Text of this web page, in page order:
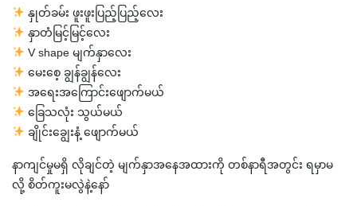
နှုတ်ခမ်း ဖူးဖူးပြည့်ပြည့်လေး
နှာတံမြင့်မြင့်လေး
V shape မျက်နှာလေး
မေးစေ့ ချွန်ချွန်လေး
အရေးအကြောင်းဖျောက်မယ်
ခြေသလုံး သွယ်မယ်
ချိုင်းချွေးနံ့ ဖျောက်မယ်
နာကျင်မှုမရှိ လိုချင်တဲ့ မျက်နှာအနေအထားကို တစ်နာရီအတွင်း ရမှာမ
လို့ စိတ်ကူးမလွဲနဲ့နော်